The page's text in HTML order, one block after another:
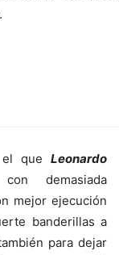
que Leonardo
demasiada
mejor ejecución
banderillas a
para dejar